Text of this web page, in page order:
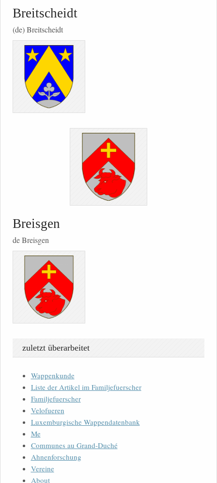
Breitscheidt
(de) Breitscheidt
Breisgen
de Breisgen
zuletzt überarbeitet
Wappenkunde
Liste der Artikel im Familjefuerscher
Familjefuerscher
Velofueren
Luxemburgische Wappendatenbank
Me
Communes au Grand-Duché
Ahnenforschung
Vereine
About